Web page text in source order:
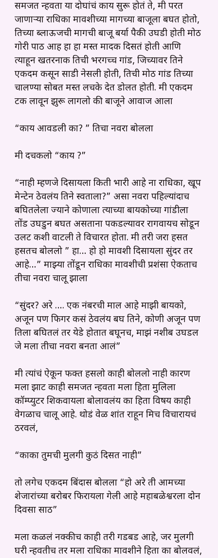
समजत न्हवता या दोघांचं काय सुरू होतं ते, मी परत
जाणाऱ्या राधिका मावशीच्या मागच्या बाजूला बघत होतो,
तिच्या ब्लाऊजची मागची बाजू बर्या पैकी उघडी होती मोठी
गोरी पाठ आह हा हा मस्त मादक दिसतं होती आणि
त्याहून खतरनाक तिची भरगच्च गांड, जिच्यावर तिने
एकदम कसून साडी नेसली होती, तिची मोठी गांड तिच्या
चालण्या सोबत मस्त लचके देत डोलत होती. मी एकदम
टक लावून झुरू लागलो की बाजूने आवाज आला
“काय आवडली का? ” तिचा नवरा बोलला
मी दचकलो “काय ?”
“नाही म्हणजे दिसायला किती भारी आहे ना राधिका, खूप
मेन्टेन ठेवलंय तिने स्वताला?” असा नवरा पहिल्यांदाच
बघितलेला ज्याने कोणाला त्याच्या बायकोच्या गांडीला
तोंड उघडुन बघत असताना पकडल्यावर रागवायच सोडून
उलट कशी वाटली ते विचारत होता. मी तरी जरा हसत
हसतच बोललो ” हा… हो हो मावशी दिसायला सुंदर तर
आहे…” माझ्या तोंडून राधिका मावशीची प्रशंसा ऐकताच
तीचा नवरा चालू झाला
“सुंदर? अरे …. एक नंबरची माल आहे माझी बायको,
अजून पण फिगर कसं ठेवलंय बघ तिने, कोणी अजून पण
तिला बघितलं तर येडे होतात बघूनच, माझं नशीब उघडल
जे मला तीचा नवरा बनता आलं”
मी त्यांचं ऐकून फक्त हसलो काही बोललो नाही कारण
मला झाट काही समजत न्हवता मला हिता मुलिला
कॉम्प्युटर शिकवायला बोलावलंय का हिता विषय काही
वेगळाच चालू आहे. थोडं वेळ शांत राहून मिच विचारायचं
ठरवलं,
“काका तुमची मुलगी कुठं दिसत नाही”
तो लगेच एकदम बिंदास बोलला “हो अरे ती आमच्या
शेजारांच्या बरोबर फिरायला गेली आहे महाबळेश्वरला दोन
दिवसा साठी”
मला कळलं नक्कीच काही तरी गडबड आहे, जर मुलगी
घरी न्हवतीच तर मला राधिका मावशीने हिता का बोलवलं,